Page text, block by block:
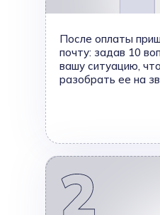
После оплаты
почту: задав 10
вашу ситуацию,
разобрать ее на